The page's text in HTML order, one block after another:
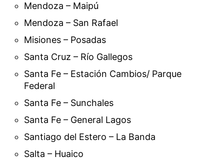
Mendoza – Maipú
Mendoza – San Rafael
Misiones – Posadas
Santa Cruz – Río Gallegos
Santa Fe – Estación Cambios/ Parque
Federal
Santa Fe – Sunchales
Santa Fe – General Lagos
Santiago del Estero – La Banda
Salta – Huaico